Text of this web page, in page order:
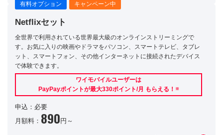
有料オプション キャンペーン中
Netflixセット
全世界で利用されている世界最大級のオンラインストリーミングで
す。お気に入りの映画やドラマをパソコン、スマートテレビ、タブレ
ット、スマートフォン、その他インターネットに接続されたデバイス
で体験できます。
ワイモバイルユーザーは
PayPayポイントが最大330ポイント/月 もらえる！ ※
申込：必要
月額料： 890円～